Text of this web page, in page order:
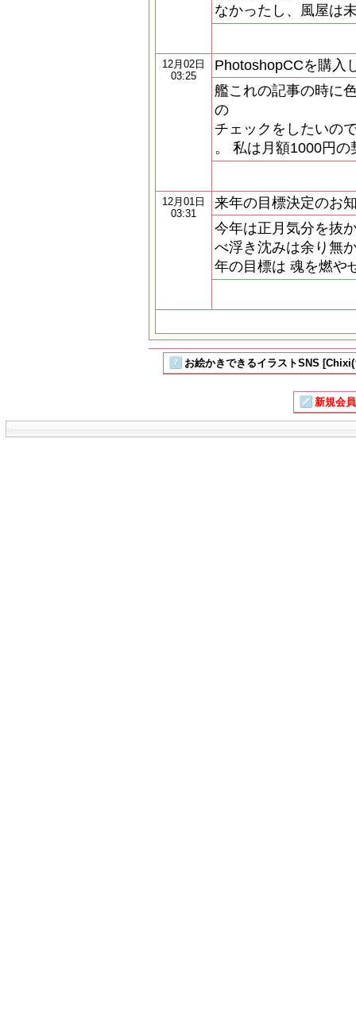
なかったし、風屋は
12月02日
03:25
PhotoshopCCを購入
艦これの記事の時に
の
チェックをしたいの
。 私は月額1000円
12月01日
03:31
来年の目標決定のお
今年は正月気分を抜
べ浮き沈みは余り無
年の目標は 魂を燃や
お絵かきできるイラストSNS
新規会